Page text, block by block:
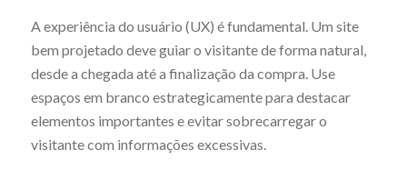
A experiência do usuário (UX) é fundamental. Um site
bem projetado deve guiar o visitante de forma natural,
desde a chegada até a finalização da compra. Use
espaços em branco estrategicamente para destacar
elementos importantes e evitar sobrecarregar o
visitante com informações excessivas.